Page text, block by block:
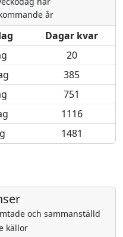
år
Dagar kvar
20
385
751
1116
1481
och sammanställd
källor